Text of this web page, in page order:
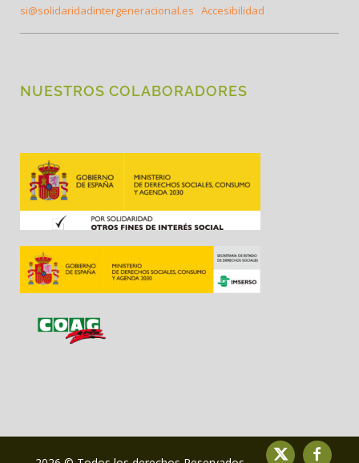
si@solidaridadintergeneracional.es Accesibilidad
NUESTROS COLABORADORES